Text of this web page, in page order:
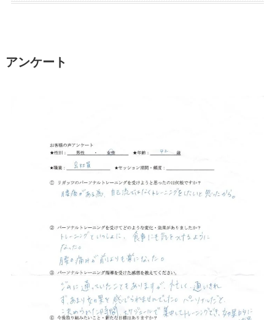
アンケート